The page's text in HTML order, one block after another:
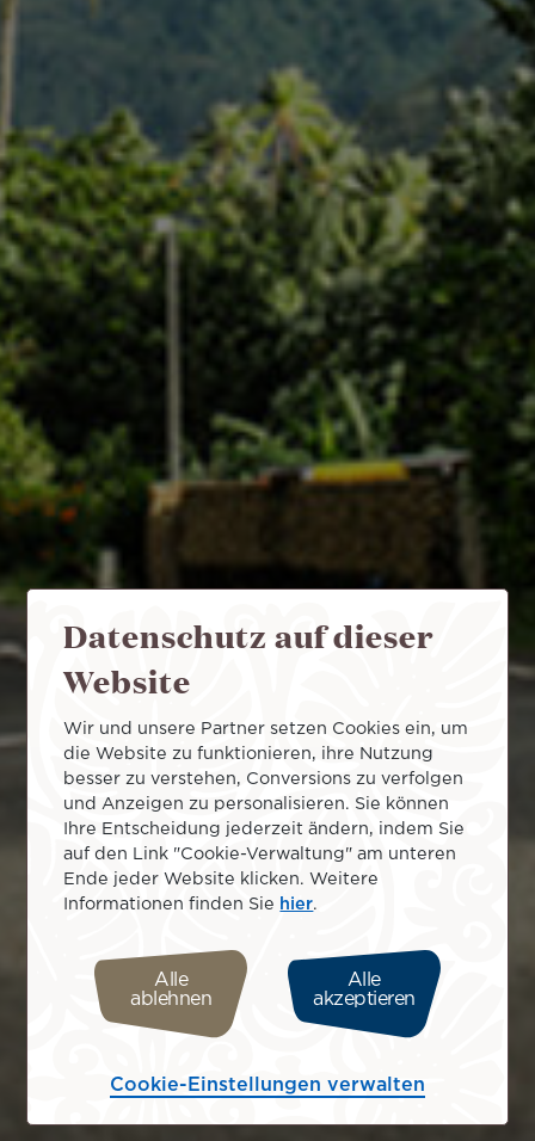
Datenschutz auf dieser
Website
Wir und unsere Partner setzen Cookies ein, um
die Website zu funktionieren, ihre Nutzung
besser zu verstehen, Conversions zu verfolgen
und Anzeigen zu personalisieren. Sie können
Ihre Entscheidung jederzeit ändern, indem Sie
auf den Link "Cookie-Verwaltung" am unteren
Ende jeder Website klicken. Weitere
Informationen finden Sie hier.
Alle
ablehnen
Alle
akzeptieren
Cookie-Einstellungen verwalten